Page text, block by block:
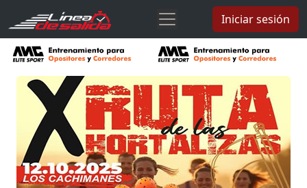
Iniciar sesión